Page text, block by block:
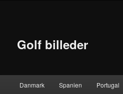
Golf billeder
Danmark Spanien Portugal